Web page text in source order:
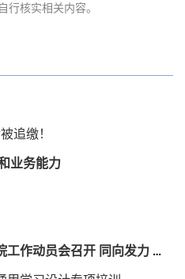
行核实相关内容。
追缴！
业务能力
省委第四巡视组巡视省检察院工作动员会召开 同向发力 确保巡视取得实效